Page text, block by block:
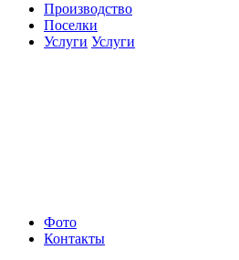
Производство
Поселки
Услуги Услуги
Фото
Контакты